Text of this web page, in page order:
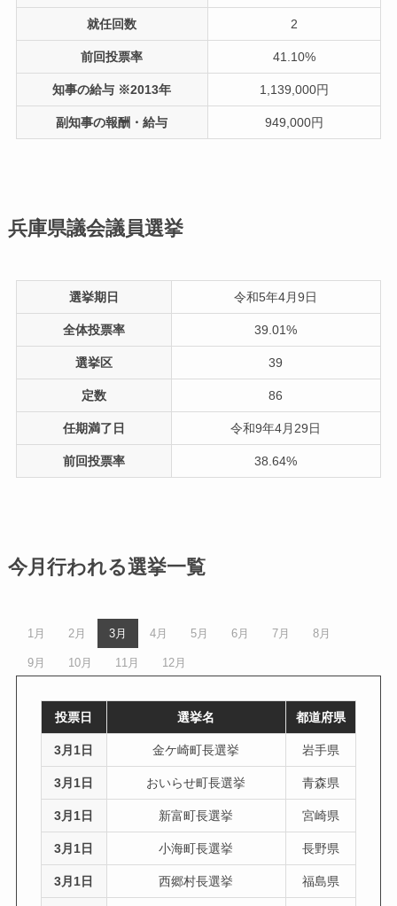
就任回数 2
前回投票率 41.10%
知事の給与 ※2013年 1,139,000円
副知事の報酬・給与 949,000円
兵庫県議会議員選挙
選挙期日 令和5年4月9日
全体投票率 39.01%
選挙区 39
定数 86
任期満了日 令和9年4月29日
前回投票率 38.64%
今月行われる選挙一覧
1月 2月 3月 4月 5月 6月 7月 8月
9月 10月 11月 12月
投票日 選挙名 都道府県
3月1日 金ケ崎町長選挙 岩手県
3月1日 おいらせ町長選挙 青森県
3月1日 新富町長選挙 宮崎県
3月1日 小海町長選挙 長野県
3月1日 西郷村長選挙 福島県